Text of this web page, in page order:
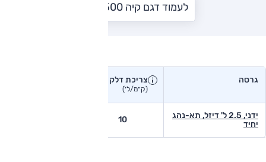
לעמוד דגם קיה K2500
גרסה צריכת דלק יצרן
(ק״מ/ל׳)
ידני, 2.5 ל' דיזל, תא-נהג
יחיד
10